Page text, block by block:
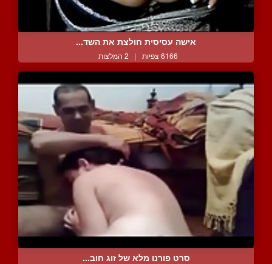
אישה עסיסית חולצת את השד...
6166 צפיות | 2 המלצות
סרט פורנו מלא של זוג חוב...